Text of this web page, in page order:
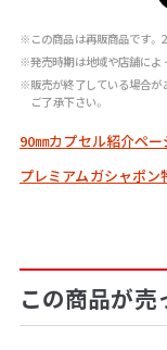
※この商品は再販商品です。
※発売時期は地域や店舗によ
※販売が終了している場合が
ご了承下さい。
90㎜カプセル紹介ペ
プレミアムガシャポ
この商品が売